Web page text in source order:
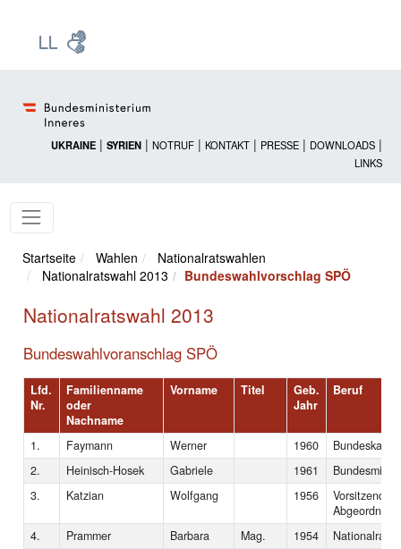
UKRAINE | SYRIEN | NOTRUF | KONTAKT | PRESSE | DOWNLOADS |
LINKS
Startseite Wahlen
Nationalratswahlen
Nationalratswahl 2013
Bundeswahlvorschlag SPÖ
Nationalratswahl 2013
Bundeswahlvoranschlag SPÖ
Lfd.
Nr.
Familienname
oder
Nachname
Vorname Titel
Geb.
Jahr
Beruf
1. Faymann Werner 1960
2.
Heinisch-Hosek Gabriele 1961
3.
Katzian Wolfgang 1956
Vorsitzender
4.
Prammer Barbara Mag. 1954